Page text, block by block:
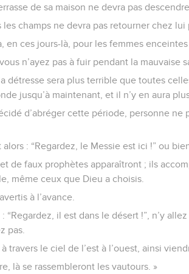
de sa maison ne devra pas
champs ne devra pas retourner chez lui
en ces jours-là, pour les femmes
n’ayez pas à fuir pendant la mauvaise
détresse sera plus terrible que toutes
jusqu’à maintenant, et il n’y en aura
d’abréger cette période, personne ne
: “Regardez, le Messie est ici !” ou
de faux prophètes apparaîtront ; ils
même ceux que Dieu a choisis.
à l’avance.
“Regardez, il est dans le désert !”, n’y
pas.
travers le ciel de l’est à l’ouest, ainsi
là se rassembleront les vautours. »